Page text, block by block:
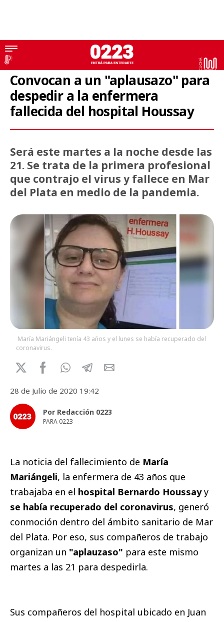
Coronavirus
Convocan a un "aplausazo" para
despedir a la enfermera
fallecida del hospital Houssay
Será este martes a la noche desde las
21. Se trata de la primera profesional
que contrajo el virus y fallece en Mar
del Plata en medio de la pandemia.
María Mariángeli tenía 43 años y el lunes se había recuperado del
coronavirus.
28 de Julio de 2020 19:42
Por Redacción 0223
PARA 0223
La noticia del fallecimiento de María
Mariángeli, la enfermera de 43 años que
trabajaba en el hospital Bernardo Houssayy
se había recuperado del coronavirus, generó
conmoción dentro del ámbito sanitario de Mar
del Plata. Por eso, sus compañeros de trabajo
organizan un "aplauzaso" para este mismo
martes a las 21 para despedirla.
Sus compañeros del hospital ubicado en Juan